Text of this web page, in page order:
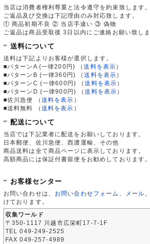
当店は消費者権利尊重と法令遵守を約束致します。
ご返品及び交換は下記理由のみ対応致します。
① 商品初期不良 ② 当店手違い ③ 偽物
ご返品は商品受取後 3日以内にご連絡お願い致しま
送料について
送料は下記よりお客様が選択します。
■パターンA (一律200円)
（送料を表示 ）
■パターンB (一律360円)
（送料を表示 ）
■パターンC (一律600円)
（送料を表示 ）
■パターンD (一律900円)
（送料を表示 ）
■佐川急便
（ 送料を表示 ）
■送料無料
（ 送料を表示 ）
配送について
当店では下記業者に配送をお願いしております。
日本郵便、佐川急便、西濃運輸、その他
商品送料は全て商品ページに表示しております。
高額商品には保証付書留便をお勧めしております。
お客様センター
お問い合わせは、 お問い合わせフォーム メール
けております。
収集ワールド
〒350-1117 川越市広栄町17-7-1F
TEL 049-249-2525
FAX 049-257-4989